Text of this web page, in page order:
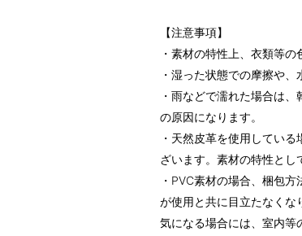
【注意事項】
・素材の特性上、衣類等
・湿った状態での摩擦や
・雨などで濡れた場合は
の原因になります。
・天然皮革を使用してい
ざいます。素材の特性とし
・PVC素材の場合、梱包
が使用と共に目立たなくな
気になる場合には、室内等